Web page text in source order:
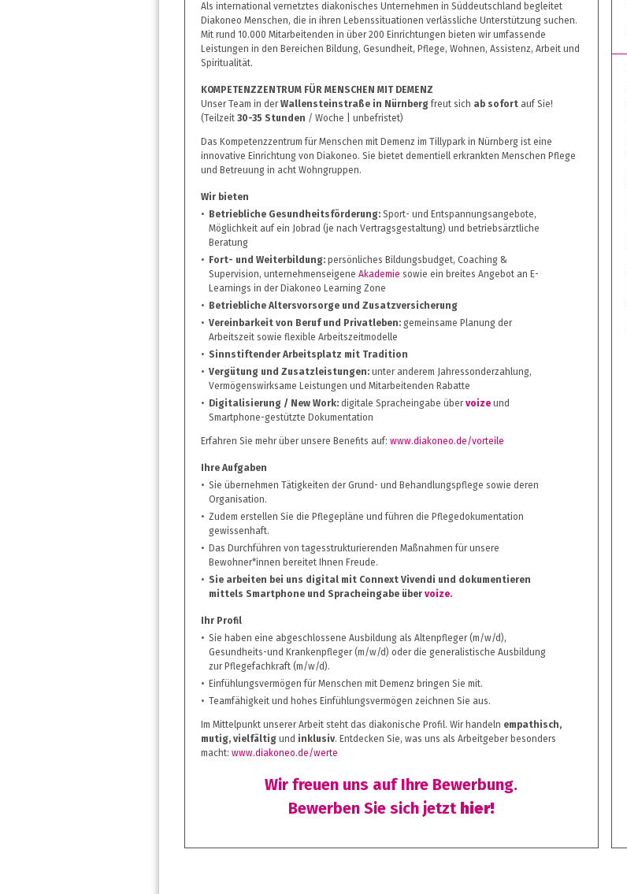
Als international vernetztes diakonisches Unternehmen in Süddeutschland begleitet
Diakoneo Menschen, die in ihren Lebenssituationen verlässliche Unterstützung suchen.
Mit rund 10.000 Mitarbeitenden in über 200 Einrichtungen bieten wir umfassende
Leistungen in den Bereichen Bildung, Gesundheit, Pflege, Wohnen, Assistenz, Arbeit und
Spiritualität.
KOMPETENZZENTRUM FÜR MENSCHEN MIT DEMENZ
Unser Team in derWallensteinstraße in Nürnbergfreut sich ab sofort auf Sie!
(Teilzeit 30-35 Stunden / Woche | unbefristet)
Das Kompetenzzentrum für Menschen mit Demenz im Tillypark in Nürnberg ist eine
innovative Einrichtung von Diakoneo. Sie bietet dementiell erkrankten Menschen Pflege
und Betreuung in acht Wohngruppen.
Wir bieten
Betriebliche Gesundheitsförderung: Sport- und Entspannungsangebote,
Möglichkeit auf ein Jobrad (je nach Vertragsgestaltung) und betriebsärztliche
Beratung
Fort- und Weiterbildung: persönliches Bildungsbudget, Coaching &
Supervision, unternehmenseigene Akademie sowie ein breites Angebot an E-
Learnings in der Diakoneo Learning Zone
Betriebliche Altersvorsorge und Zusatzversicherung
Vereinbarkeit von Beruf und Privatleben: gemeinsame Planung der
Arbeitszeit sowie flexible Arbeitszeitmodelle
Sinnstiftender Arbeitsplatz mit Tradition
Vergütung und Zusatzleistungen: unter anderem Jahressonderzahlung,
Vermögenswirksame Leistungen und Mitarbeitenden Rabatte
Digitalisierung / New Work: digitale Spracheingabe übervoize und
Smartphone-gestützte Dokumentation
Erfahren Sie mehr über unsere Benefits auf: www.diakoneo.de/vorteile
Ihre Aufgaben
Sie übernehmen Tätigkeiten der Grund- und Behandlungspflege sowie deren
Organisation.
Zudem erstellen Sie die Pflegepläne und führen die Pflegedokumentation
gewissenhaft.
Das Durchführen von tagesstrukturierenden Maßnahmen für unsere
Bewohner*innen bereitet Ihnen Freude.
Sie arbeiten bei uns digital mit Connext Vivendi und dokumentieren
mittels Smartphone und Spracheingabe über voize.
Ihr Profil
Sie haben eine abgeschlossene Ausbildung als Altenpfleger (m/w/d),
Gesundheits-und Krankenpfleger (m/w/d) oder die generalistische Ausbildung
zur Pflegefachkraft (m/w/d).
Einfühlungsvermögen für Menschen mit Demenz bringen Sie mit.
Teamfähigkeit und hohes Einfühlungsvermögen zeichnen Sie aus.
Im Mittelpunkt unserer Arbeit steht das diakonische Profil. Wir handeln empathisch,
mutig, vielfältig und inklusiv. Entdecken Sie, was uns als Arbeitgeber besonders
macht: www.diakoneo.de/werte
Wir freuen uns auf Ihre Bewerbung.
Bewerben Sie sich jetzt hier!